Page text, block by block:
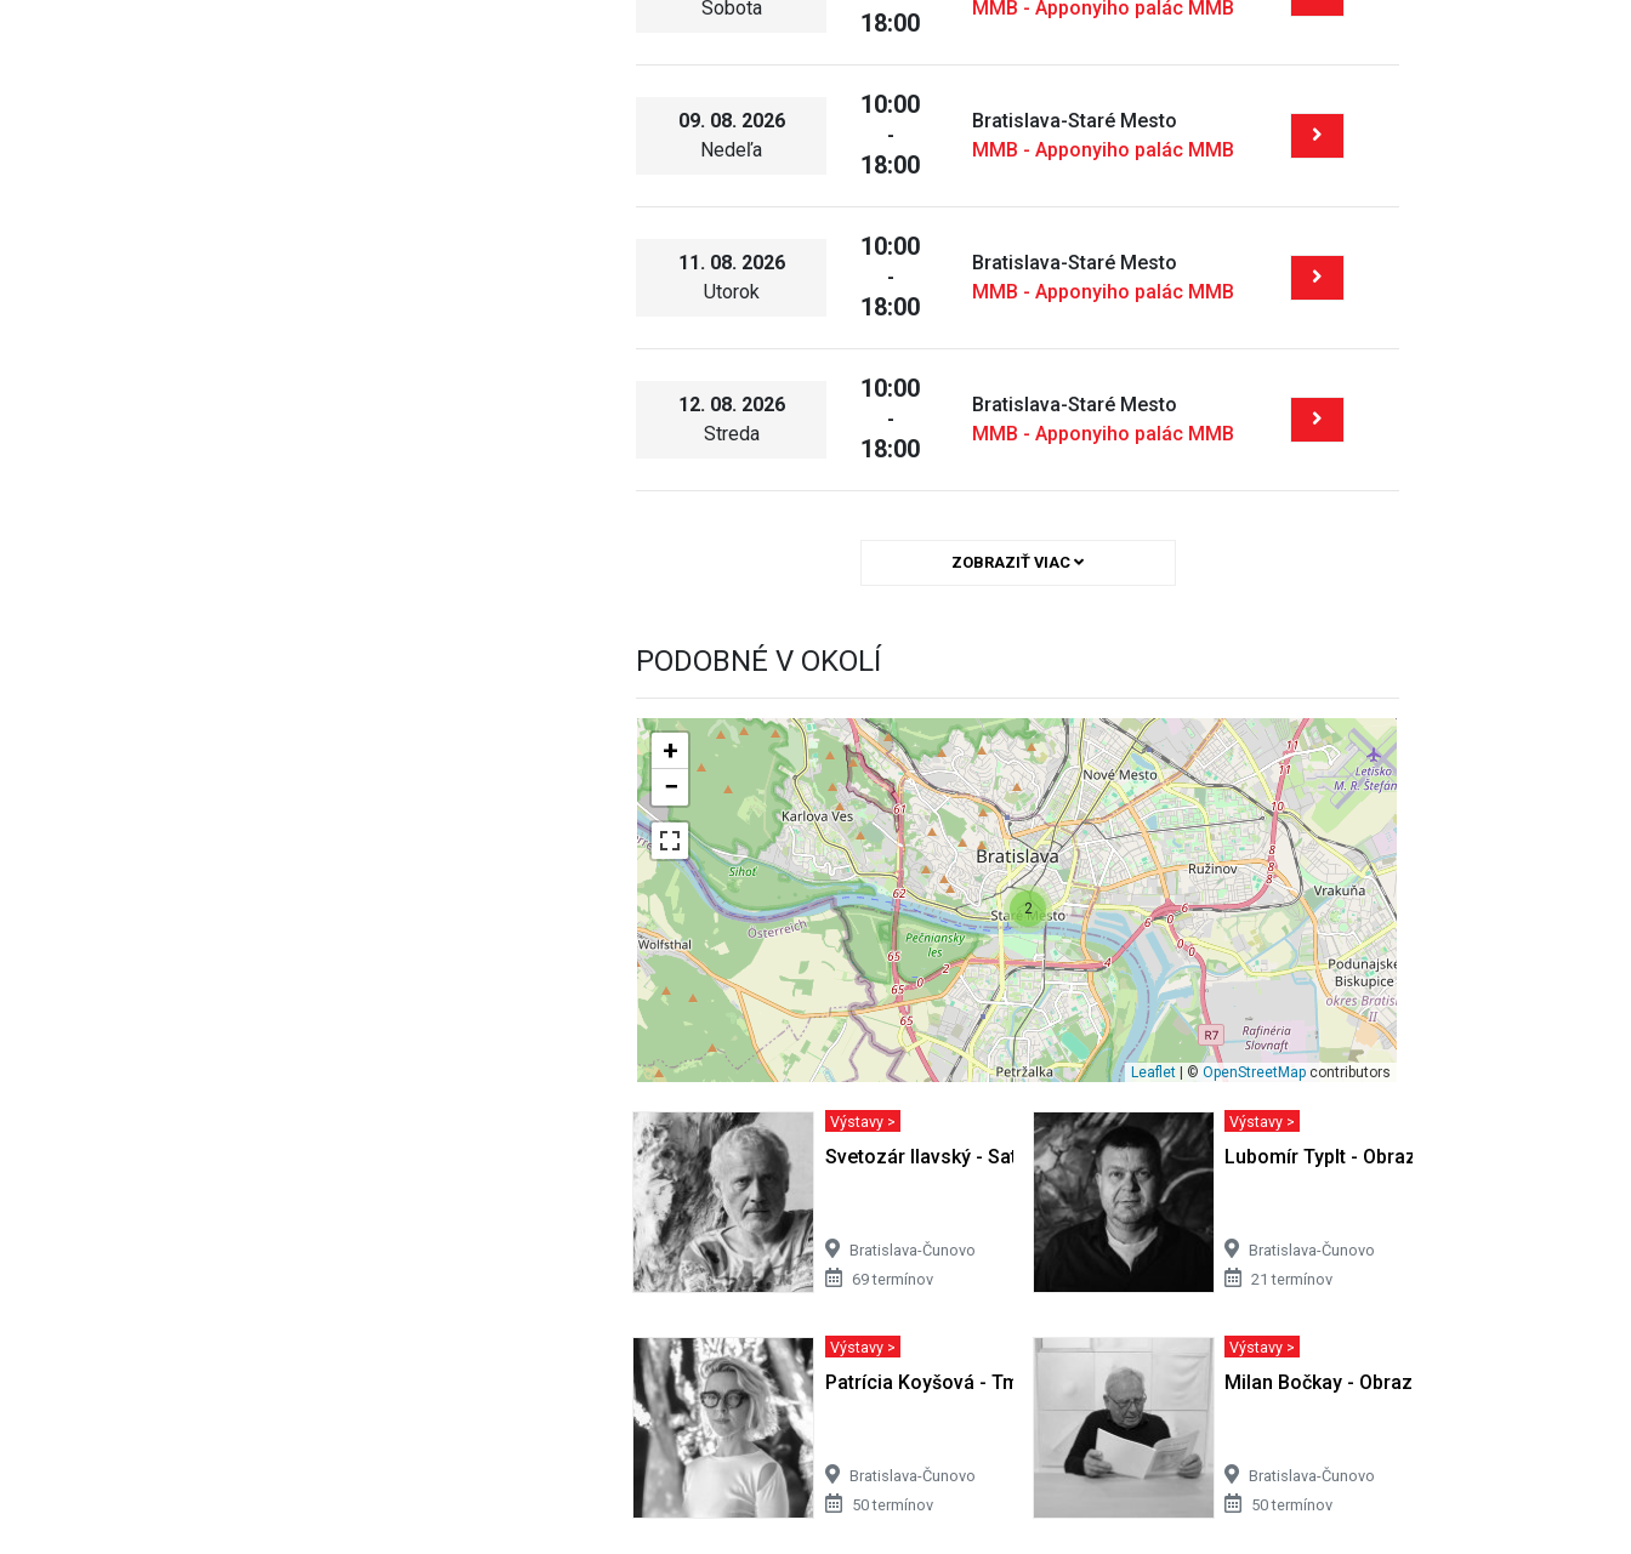
Sobota
18:00
MMB - Apponyiho palác MMB
09. 08. 2026
Nedeľa
10:00
-
18:00
Bratislava-Staré Mesto
MMB - Apponyiho palác MMB
11. 08. 2026
Utorok
10:00
-
18:00
Bratislava-Staré Mesto
MMB - Apponyiho palác MMB
12. 08. 2026
Streda
10:00
-
18:00
Bratislava-Staré Mesto
MMB - Apponyiho palác MMB
ZOBRAZIŤ VIAC
PODOBNÉ V OKOLÍ
2
+
−
Leaflet | ©OpenStreetMap contributors
Výstavy >
Svetozár Ilavský - Satori v Cíferi II
Bratislava-Čunovo
69 termínov
Výstavy >
Lubomír Typlt - Obrazy
Bratislava-Čunovo
21 termínov
Výstavy >
Patrícia Koyšová - Tmy sa nemusíš báť
Bratislava-Čunovo
50 termínov
Výstavy >
Milan Bočkay - Obrazy
Bratislava-Čunovo
50 termínov